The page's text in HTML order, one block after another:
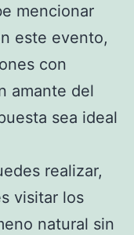
mencionar
este evento,
con
amante del
sea ideal
realizar,
visitar los
natural sin